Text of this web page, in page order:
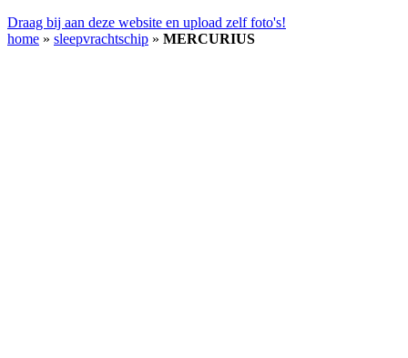
Draag bij aan deze website en upload zelf foto's!
home » sleepvrachtschip » MERCURIUS